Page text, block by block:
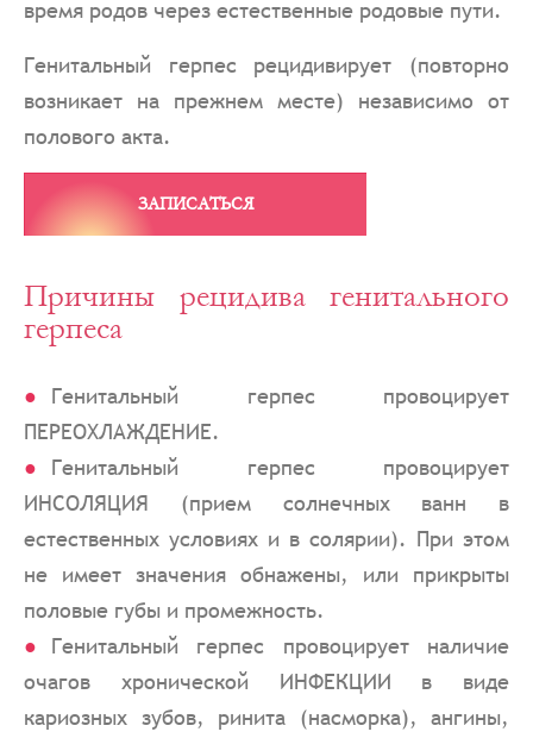
время родов через естественные родовые пути.
Генитальный герпес рецидивирует (повторно
возникает на прежнем месте) независимо от
полового акта.
ЗАПИСАТЬСЯ
Причины рецидива генитального
герпеса
Генитальный герпес провоцирует
ПЕРЕОХЛАЖДЕНИЕ.
Генитальный герпес провоцирует
ИНСОЛЯЦИЯ (прием солнечных ванн в
естественных условиях и в солярии). При этом
не имеет значения обнажены, или прикрыты
половые губы и промежность.
Генитальный герпес провоцирует наличие
очагов хронической ИНФЕКЦИИ в виде
кариозных зубов, ринита (насморка), ангины,